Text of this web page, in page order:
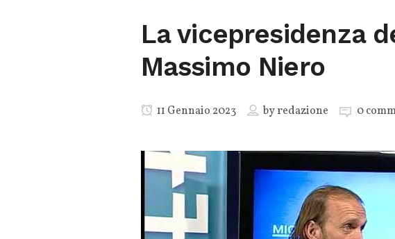
La vicepresidenza
Massimo Niero
11 Gennaio 2023 byredazione 0